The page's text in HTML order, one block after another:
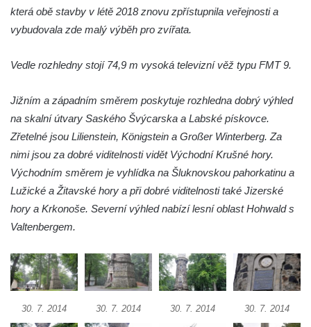
Vyhlídka Radovič u Velké Bučiny u Velvar
Pozorovatelna pod vrchem Radovič u Velké
Vyhlídka Růženka
Kaňkovská vyhlídka
Rozhledna Bieleboh u Beiersdorfu
Věž krále Friedricha Augusta u Löbau
Rozhledna Funpark na Šibeníku v Mostě
Rozhledna Na Horách u Hrobců – Rohatců
Kratochvílova rozhledna v Roudnici nad
Labem
Rozhledna Luž (Aussichtsturm Lausche)
která obě stavby v létě 2018 znovu zpřístupnila veřejnosti a
vybudovala zde malý výběh pro zvířata.
Vedle rozhledny stojí 74,9 m vysoká televizní věž typu FMT 9.
Jižním a západním směrem poskytuje rozhledna dobrý výhled
na skalní útvary Saského Švýcarska a Labské pískovce.
Zřetelné jsou Lilienstein, Königstein a Großer Winterberg. Za
nimi jsou za dobré viditelnosti vidět Východní Krušné hory.
Východním směrem je vyhlídka na Šluknovskou pahorkatinu a
Lužické a Žitavské hory a při dobré viditelnosti také Jizerské
hory a Krkonoše. Severní výhled nabízí lesní oblast Hohwald s
Valtenbergem.
30. 7. 2014 30. 7. 2014 30. 7. 2014 30. 7. 2014